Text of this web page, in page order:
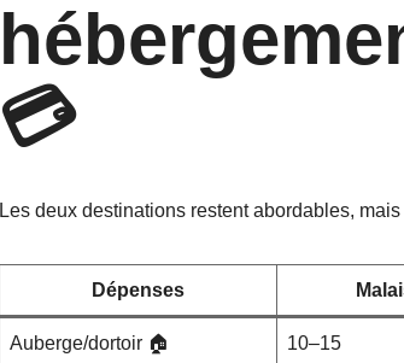
💳
Les deux destinations restent abordables,
Dépenses
Auberge/dortoir 🏠 10–15